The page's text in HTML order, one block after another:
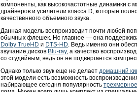
компоненты, как высокочастотные динамики с
драйверов и усилители класса D, которые
качественного объемного звука.
Данная модель воспроизводит почти любой
обычных флешек. Но главное — она
Dolby TrueHD и DTS-HD. Ведь именно они
звучание дисков Blu-ray, а качество
со студийным, ведь он не подвергается
Однако только звук еще не делает домашний
этой модели есть возможность
набирающее сегодня популярность трехмерное